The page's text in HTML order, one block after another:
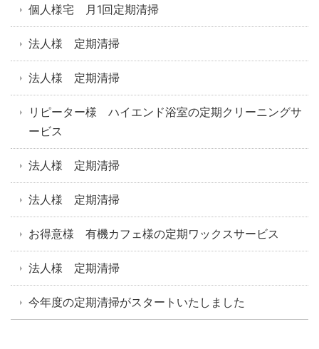
個人様宅 月1回定期清掃
法人様 定期清掃
法人様 定期清掃
リピーター様 ハイエンド浴室の定期クリーニングサ
ービス
法人様 定期清掃
法人様 定期清掃
お得意様 有機カフェ様の定期ワックスサービス
法人様 定期清掃
今年度の定期清掃がスタートいたしました